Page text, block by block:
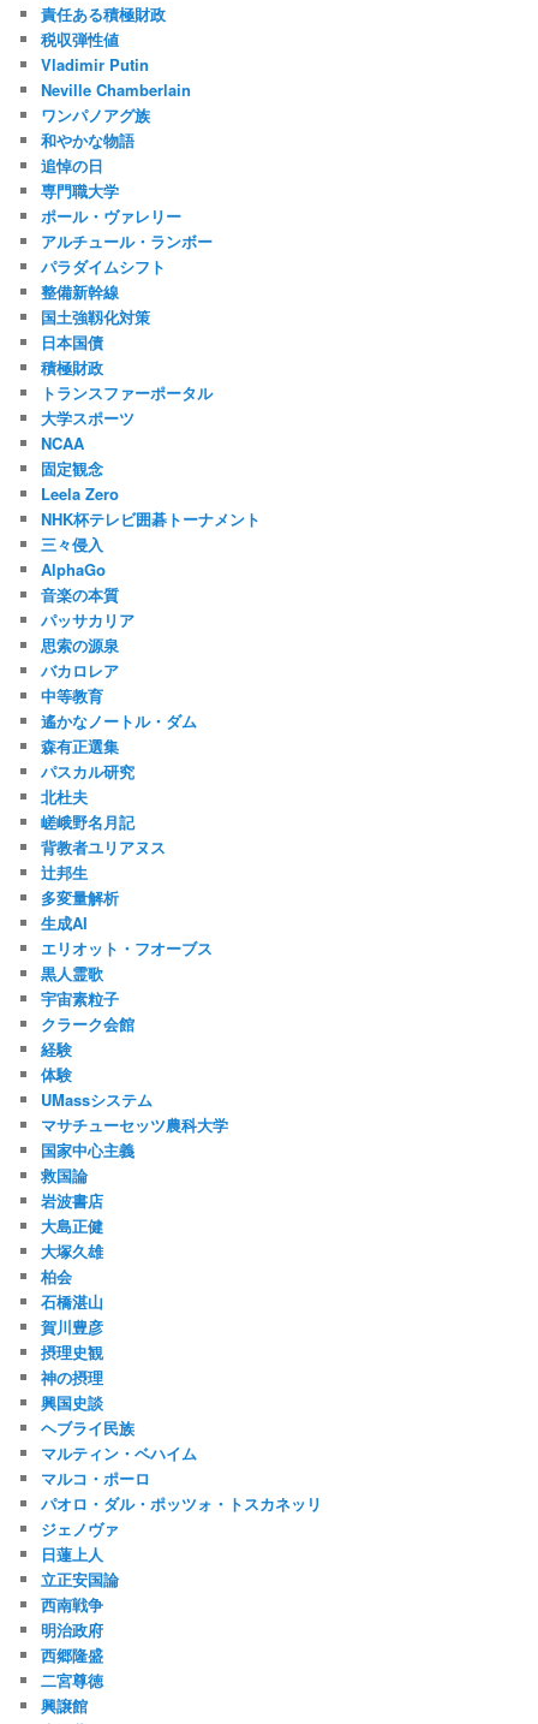
責任ある積極財政
税収弾性値
Vladimir Putin
Neville Chamberlain
ワンパノアグ族
和やかな物語
追悼の日
専門職大学
ポール・ヴァレリー
アルチュール・ランボー
パラダイムシフト
整備新幹線
国土強靱化対策
日本国債
積極財政
トランスファーポータル
大学スポーツ
NCAA
固定観念
Leela Zero
NHK杯テレビ囲碁トーナメント
三々侵入
AlphaGo
音楽の本質
パッサカリア
思索の源泉
バカロレア
中等教育
遙かなノートル・ダム
森有正選集
パスカル研究
北杜夫
嵯峨野名月記
背教者ユリアヌス
辻邦生
多変量解析
生成AI
エリオット・フオーブス
黒人霊歌
宇宙素粒子
クラーク会館
経験
体験
UMassシステム
マサチューセッツ農科大学
国家中心主義
救国論
岩波書店
大島正健
大塚久雄
柏会
石橋湛山
賀川豊彦
摂理史観
神の摂理
興国史談
ヘブライ民族
マルティン・ベハイム
マルコ・ポーロ
パオロ・ダル・ポッツォ・トスカネッリ
ジェノヴァ
日蓮上人
立正安国論
西南戦争
明治政府
西郷隆盛
二宮尊徳
興譲館